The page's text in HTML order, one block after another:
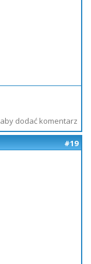
aby dodać komentarz
#19